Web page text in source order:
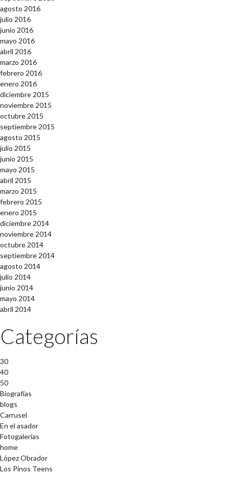
agosto 2016
julio 2016
junio 2016
mayo 2016
abril 2016
marzo 2016
febrero 2016
enero 2016
diciembre 2015
noviembre 2015
octubre 2015
septiembre 2015
agosto 2015
julio 2015
junio 2015
mayo 2015
abril 2015
marzo 2015
febrero 2015
enero 2015
diciembre 2014
noviembre 2014
octubre 2014
septiembre 2014
agosto 2014
julio 2014
junio 2014
mayo 2014
abril 2014
Categorías
30
40
50
Biografías
blogs
Carrusel
En el asador
Fotogalerías
home
López Obrador
Los Pinos Teens